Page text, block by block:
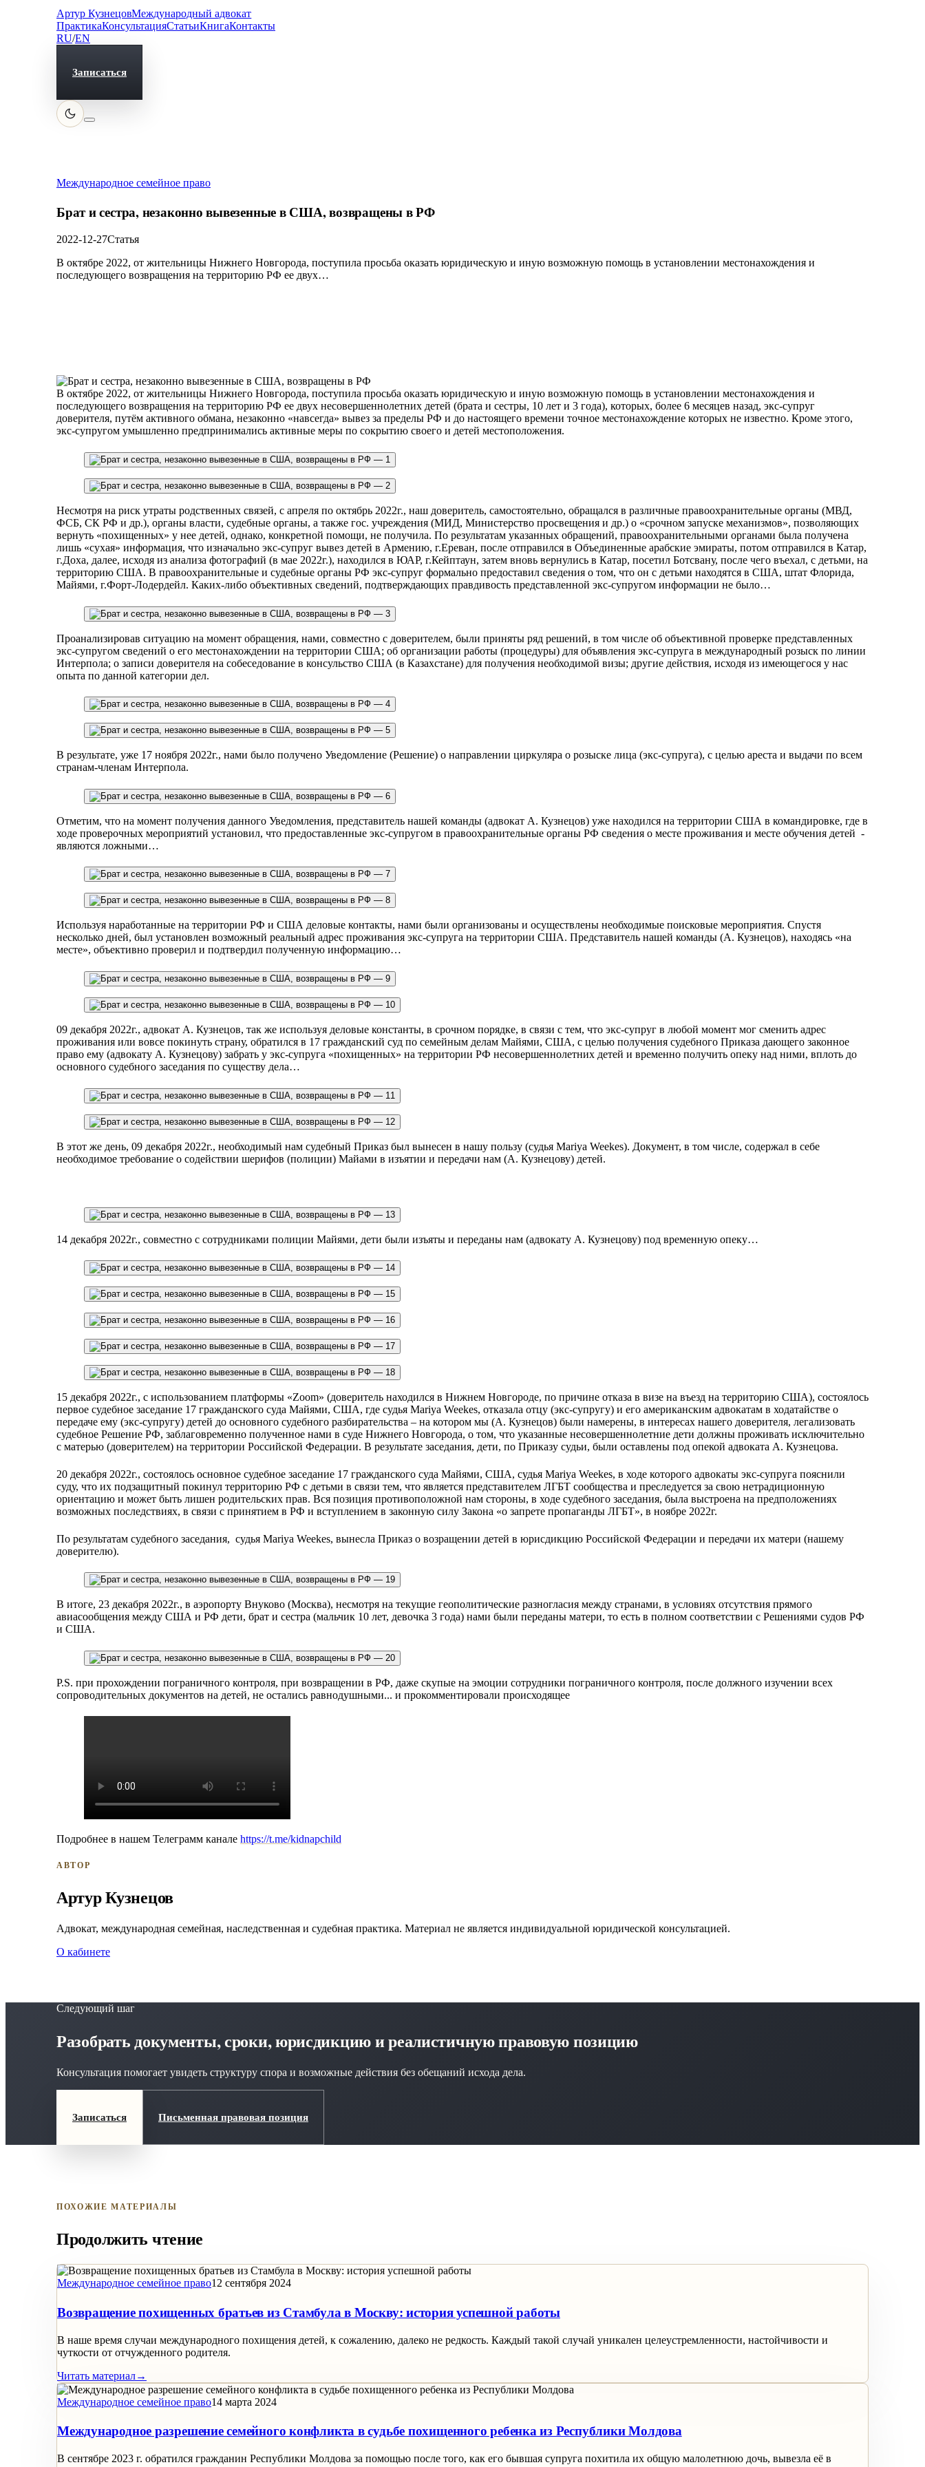
Артур КузнецовМеждународный адвокат
ПрактикаКонсультацияСтатьиКнигаКонтакты
RU/EN
Записаться
Международное семейное право
Брат и сестра, незаконно вывезенные в США, возвращены в РФ
2022-12-27Статья
В октябре 2022, от жительницы Нижнего Новгорода, поступила просьба оказать юридическую и иную возможную помощь в установлении местонахождения и
последующего возвращения на территорию РФ ее двух…
В октябре 2022, от жительницы Нижнего Новгорода, поступила просьба оказать юридическую и иную возможную помощь в установлении местонахождения и
последующего возвращения на территорию РФ ее двух несовершеннолетних детей (брата и сестры, 10 лет и 3 года), которых, более 6 месяцев назад, экс-супруг
доверителя, путём активного обмана, незаконно «навсегда» вывез за пределы РФ и до настоящего времени точное местонахождение которых не известно. Кроме этого,
экс-супругом умышленно предпринимались​ активные меры по сокрытию своего и детей местоположения. ​
Несмотря на риск утраты родственных связей, с апреля по октябрь 2022г., наш доверитель, самостоятельно, обращался в различные правоохранительные органы (МВД,
ФСБ, СК РФ и др.), органы власти, судебные органы, а также гос. учреждения (МИД, Министерство просвещения и др.) о «срочном запуске механизмов», позволяющих
вернуть «похищенных» у нее детей, однако, конкретной помощи, не получила. ​По результатам указанных обращений, правоохранительными органами была получена
лишь «сухая» информация, что изначально экс-супруг вывез детей в Армению, г.Ереван, после отправился в Объединенные арабские эмираты, потом отправился в Катар,
г.Доха, далее, исходя из анализа фотографий (в мае 2022г.), находился в ЮАР, г.Кейптаун, затем вновь вернулись в Катар, посетил Ботсвану, после чего въехал, с детьми, на
территорию США. В правоохранительные и судебные органы РФ экс-супруг формально предоставил сведения о том, что он с детьми находятся в США, штат Флорида,
Майями, г.Форт-Лодердейл. Каких-либо объективных сведений, подтверждающих правдивость представленной экс-супругом информации не было… ​ ​
Проанализировав ситуацию на момент обращения, нами, совместно с доверителем, были приняты ряд решений, в том числе об объективной проверке представленных
экс-супругом сведений о его местонахождении на территории США; об организации работы (процедуры) для объявления экс-супруга в международный розыск по линии
Интерпола; о записи доверителя на собеседование в консульство США (в Казахстане) для получения необходимой визы; другие действия, исходя из имеющегося у нас
опыта по данной категории дел.
В результате, уже 17 ноября 2022г., нами было получено Уведомление (Решение) о направлении циркуляра о розыске лица (экс-супруга), с целью ареста и выдачи по всем
странам-членам Интерпола. ​
Отметим, что на момент получения данного Уведомления, представитель нашей команды (адвокат А. Кузнецов) уже находился на территории США в командировке, где в
ходе проверочных мероприятий установил, что предоставленные экс-супругом в правоохранительные органы РФ сведения о месте проживания и месте обучения детей ​ -
являются ложными…
Используя наработанные на территории РФ и США деловые контакты, нами были организованы и осуществлены необходимые поисковые мероприятия. Спустя
несколько дней, был установлен возможный реальный адрес проживания экс-супруга на территории США. Представитель нашей команды (А. Кузнецов), находясь «на
месте», объективно проверил и подтвердил полученную информацию… ​ ​ ​
09 декабря 2022г., адвокат А. Кузнецов, так же используя деловые константы, в срочном порядке, в связи с тем, что экс-супруг в любой момент мог сменить адрес
проживания или вовсе покинуть страну, обратился в 17 гражданский суд по семейным делам Майями, США, с целью получения судебного Приказа дающего законное
право ему (адвокату А. Кузнецову) забрать у экс-супруга «похищенных» на территории РФ несовершеннолетних детей и временно получить опеку над ними, вплоть до​ ​
основного судебного заседания по существу дела… ​
В этот же день, 09 декабря 2022г., необходимый нам судебный Приказ был вынесен в нашу пользу (судья Mariya Weekes). Документ, в том числе, содержал в себе
необходимое требование о содействии шерифов (полиции) Майами в изъятии и передачи нам (А. Кузнецову) детей.
14 декабря 2022г., совместно с сотрудниками полиции Майями, дети были изъяты и переданы нам (адвокату А. Кузнецову) под временную опеку…
15 декабря 2022г., с использованием платформы «Zoom» (доверитель находился в Нижнем Новгороде, по причине отказа в визе на въезд на территорию США), состоялось
первое судебное заседание 17 гражданского суда Майями, США, где судья Mariya Weekes, отказала отцу (экс-супругу) и его американским адвокатам в ходатайстве о
передаче ему (экс-супругу) детей до основного судебного разбирательства – на котором мы (А. Кузнецов) были намерены, в интересах нашего доверителя, легализовать
судебное Решение РФ, заблаговременно полученное нами в суде Нижнего Новгорода, о том, что указанные несовершеннолетние дети должны проживать исключительно
с матерью (доверителем) на территории Российской Федерации. В результате заседания, дети, по Приказу судьи, были оставлены под опекой адвоката А. Кузнецова. ​ ​
20 декабря 2022г., состоялось основное судебное заседание 17 гражданского суда Майями, США, судья Mariya Weekes, в ходе которого адвокаты экс-супруга пояснили
суду, что их подзащитный покинул территорию РФ с детьми в связи тем, что является представителем ЛГБТ сообщества и преследуется за свою нетрадиционную
ориентацию и может быть лишен родительских прав. Вся позиция противоположной нам стороны, в ходе судебного заседания, была выстроена на предположениях
возможных последствиях, в связи с принятием в РФ и вступлением в законную силу Закона «о запрете пропаганды ЛГБТ», в ноябре 2022г.
По результатам судебного заседания, ​ судья Mariya Weekes, вынесла Приказ о возращении детей в юрисдикцию Российской Федерации и передачи их матери (нашему
доверителю).
В итоге, 23 декабря 2022г., в аэропорту Внуково (Москва), несмотря на текущие геополитические разногласия между странами, в условиях отсутствия прямого
авиасообщения между США и РФ дети, брат и сестра (мальчик 10 лет, девочка 3 года) нами были переданы матери, то есть в полном соответствии с Решениями судов РФ
и США.
P.S. при прохождении пограничного контроля, при возвращении в РФ, даже скупые на эмоции сотрудники пограничного контроля, после должного изучении всех
сопроводительных документов на детей, не остались равнодушными... и прокомментировали происходящее
Подробнее в нашем Телеграмм канале https://t.me/kidnapchild
АВТОР
Артур Кузнецов
Адвокат, международная семейная, наследственная и судебная практика. Материал не является индивидуальной юридической консультацией.
О кабинете
Следующий шаг
Разобрать документы, сроки, юрисдикцию и реалистичную правовую позицию
Консультация помогает увидеть структуру спора и возможные действия без обещаний исхода дела.
Записаться Письменная правовая позиция
ПОХОЖИЕ МАТЕРИАЛЫ
Продолжить чтение
Международное семейное право12 сентября 2024
Возвращение похищенных братьев из Стамбула в Москву: история успешной работы
В наше время случаи международного похищения детей, к сожалению, далеко не редкость. Каждый такой случай уникален целеустремленности, настойчивости и
чуткости от отчужденного родителя.
Читать материал→
Международное семейное право14 марта 2024
Международное разрешение семейного конфликта в судьбе похищенного ребенка из Республики Молдова
В сентябре 2023 г. обратился гражданин Республики Молдова за помощью после того, как его бывшая супруга похитила их общую малолетнюю дочь, вывезла её в